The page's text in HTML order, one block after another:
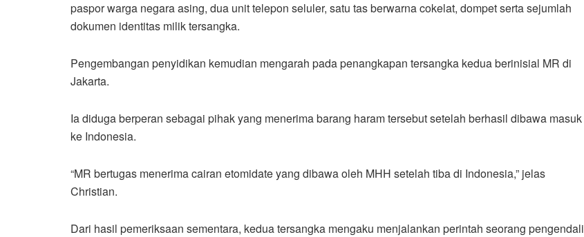
paspor warga negara asing, dua unit telepon seluler, satu tas berwarna cokelat, dompet serta sejumlah
dokumen identitas milik tersangka.
Pengembangan penyidikan kemudian mengarah pada penangkapan tersangka kedua berinisial MR di
Jakarta.
Ia diduga berperan sebagai pihak yang menerima barang haram tersebut setelah berhasil dibawa masuk
ke Indonesia.
“MR bertugas menerima cairan etomidate yang dibawa oleh MHH setelah tiba di Indonesia,” jelas
Christian.
Dari hasil pemeriksaan sementara, kedua tersangka mengaku menjalankan perintah seorang pengendali